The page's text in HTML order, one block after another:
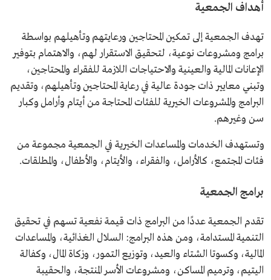
أهداف الجمعية
تهدف الجمعية إلى تمكين المحتاجين ورعايتهم وتأهيلهم بواسطة
برامج ومشروعات نوعية، لتحقيق الاستقرار لهم، والاهتمام بتوفير
الإعانات المالية والعينية والاحتياجات اللازمة للفقراء والمحتاجين،
وتبني معايير ذات جودة عالية في رعاية المحتاجين وتأهيلهم، وتقديم
البرامج والمشروعات الخيرية للفئات المحتاجة من أيتام وأرامل وكبار
سن وغيرهم.
وتستهدف الخدمات والمساعدات الخيرية في الجمعية مجموعة من
فئات المجتمع، كالأرامل، والفقراء، والأيتام، والأطفال، والمطلقات.
برامج الجمعية
تقدم الجمعية عددًا من البرامج ذات قيمة نفعية تسهم في تحقيق
التنمية المستدامة، ومن هذه البرامج: السلال الغذائية، والمساعدات
المالية، وكسوتا الشتاء والعيد، وتوزيع التمور، وزكاة المال، وكفالة
اليتيم، وترميم المساكن، ومشروعات الأسر المنتجة، والحقيبة